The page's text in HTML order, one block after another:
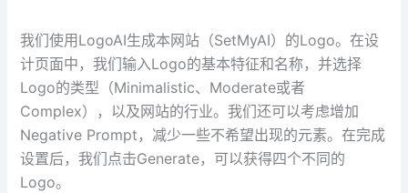
我们使用LogoAI生成本网站（SetMyAI）的Logo。在设
计页面中，我们输入Logo的基本特征和名称，并选择
Logo的类型（Minimalistic、Moderate或者
Complex），以及网站的行业。我们还可以考虑增加
Negative Prompt，减少一些不希望出现的元素。在完成
设置后，我们点击Generate，可以获得四个不同的
Logo。